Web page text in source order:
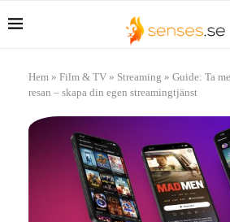
Hem » Film & TV » Streaming » Guide: Ta
resan – skapa din egen streamingtjänst